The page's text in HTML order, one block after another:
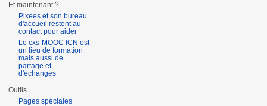
Et maintenant ?
Pixees et son bureau
d'accueil restent au
contact pour aider
Le cxs-MOOC ICN est
un lieu de formation
mais aussi de
partage et
d'échanges
Outils
Pages spéciales